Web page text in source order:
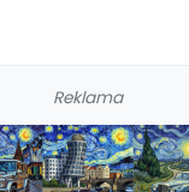
Reklama